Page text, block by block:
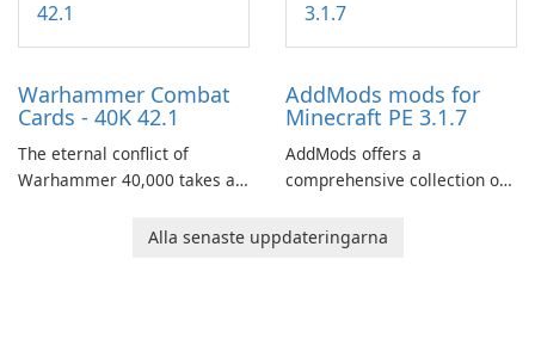
narrative inspired by classic
Warhammer Combat
Cards - 40K 42.1
The eternal conflict of
Warhammer 40,000 takes a
Combat Cards - 40K, a card
AddMods mods for
Minecraft PE 3.1.7
AddMods offers a
comprehensive collection of
allowing you to enhance your
Alla senaste uppdateringarna